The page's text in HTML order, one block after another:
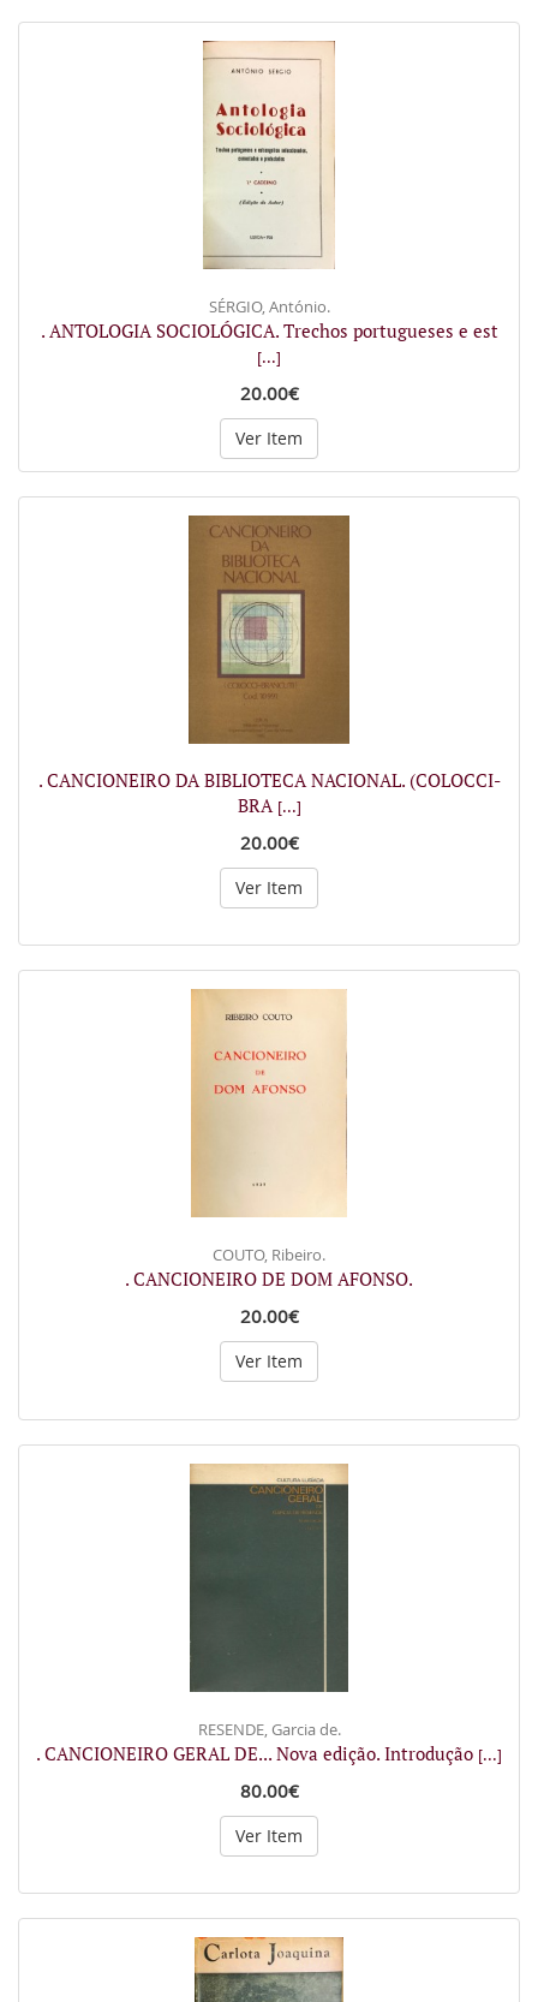
SÉRGIO, António.
. ANTOLOGIA SOCIOLÓGICA. Trechos portugueses e est
[...]
20.00€
Ver Item
. CANCIONEIRO DA BIBLIOTECA NACIONAL. (COLOCCI-
BRA [...]
20.00€
Ver Item
COUTO, Ribeiro.
. CANCIONEIRO DE DOM AFONSO.
20.00€
Ver Item
RESENDE, Garcia de.
. CANCIONEIRO GERAL DE... Nova edição. Introdução [...]
80.00€
Ver Item